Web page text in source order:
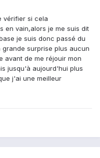
vérifier si cela
en vain,alors je me suis dit
je suis donc passé du
grande surprise plus aucun
avant de me réjouir mon
jusqu'à aujourd'hui plus
j'ai une meilleur